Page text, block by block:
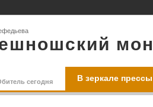
сегодня В зеркале прессы